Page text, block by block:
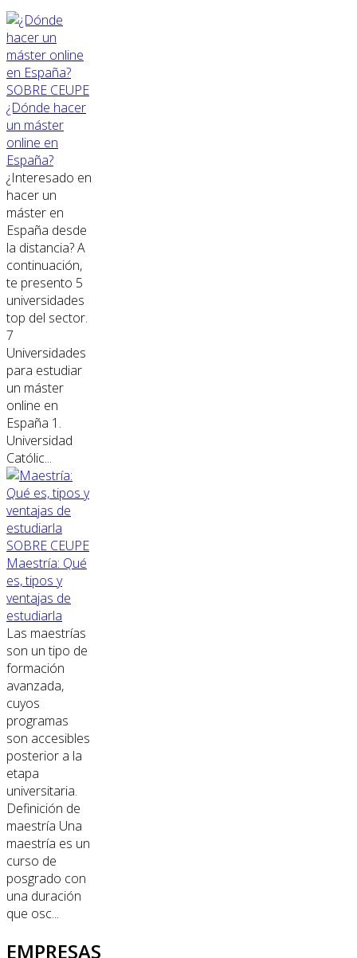
SOBRE CEUPE
¿Dónde hacer
un máster
online en
España?
¿Interesado en
hacer un
máster en
España desde
la distancia? A
continuación,
te presento 5
universidades
top del sector.
7
Universidades
para estudiar
un máster
online en
España 1.
Universidad
Católic...
SOBRE CEUPE
Maestría: Qué
es, tipos y
ventajas de
estudiarla
Las maestrías
son un tipo de
formación
avanzada,
cuyos
programas
son accesibles
posterior a la
etapa
universitaria.
Definición de
maestría Una
maestría es un
curso de
posgrado con
una duración
que osc...
EMPRESAS